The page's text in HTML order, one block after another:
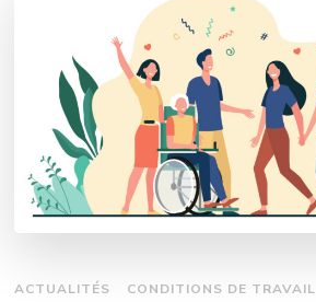
ACTUALITÉS CONDITIONS DE TRAVAIL